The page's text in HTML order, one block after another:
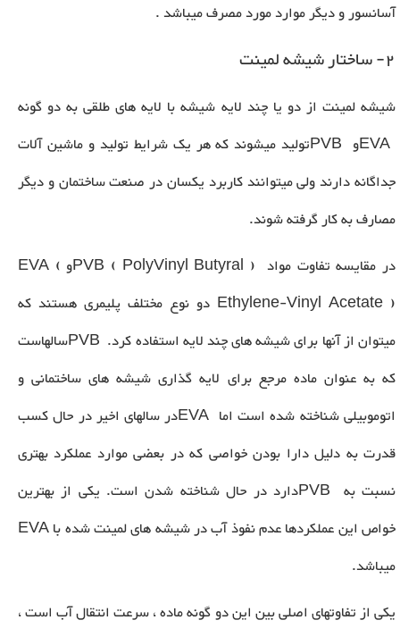
آسانسور و دیگر موارد مورد مصرف میباشد .
2- ساختار شیشه لمینت
شیشه لمینت از دو یا چند لایه شیشه با لایه های طلقی به دو گونه
EVAو PVBتولید میشوند که هر یک شرایط تولید و ماشین آلات
جداگانه دارند ولی میتوانند کاربرد یکسان در صنعت ساختمان و دیگر
مصارف به کار گرفته شوند.
در مقایسه تفاوت مواد PVB ( PolyVinyl Butyral )و EVA (
Ethylene-Vinyl Acetate ) دو نوع مختلف پلیمری هستند که
میتوان از آنها برای شیشه های چند لایه استفاده کرد. PVBسالهاست
که به عنوان ماده مرجع برای لایه گذاری شیشه های ساختمانی و
اتوموبیلی شناخته شده است اما EVAدر سالهای اخیر در حال کسب
قدرت به دلیل دارا بودن خواصی که در بعضی موارد عملکرد بهتری
نسبت به PVBدارد در حال شناخته شدن است. یکی از بهترین
خواص این عملکردها عدم نفوذ آب در شیشه های لمینت شده باEVA
میباشد.
یکی از تفاوتهای اصلی بین این دو گونه ماده ، سرعت انتقال آب است ،